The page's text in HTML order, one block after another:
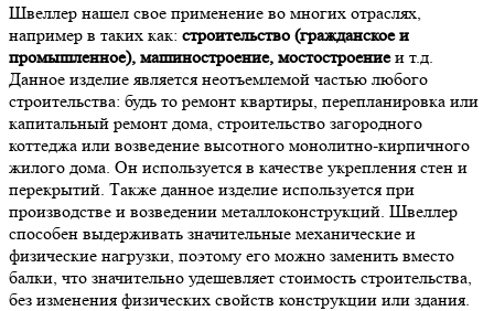
Швеллер нашел свое применение во многих отраслях,
например в таких как: строительство (гражданское и
промышленное), машиностроение, мостостроениеи т.д.
Данное изделие является неотъемлемой частью любого
строительства: будь то ремонт квартиры, перепланировка или
капитальный ремонт дома, строительство загородного
коттеджа или возведение высотного монолитно-кирпичного
жилого дома. Он используется в качестве укрепления стен и
перекрытий. Также данное изделие используется при
производстве и возведении металлоконструкций. Швеллер
способен выдерживать значительные механические и
физические нагрузки, поэтому его можно заменить вместо
балки, что значительно удешевляет стоимость строительства,
без изменения физических свойств конструкции или здания.